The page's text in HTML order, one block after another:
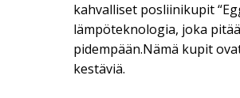
kahvalliset posliinikupit
lämpöteknologia, joka
pidempään.Nämä kupit
kestäviä.